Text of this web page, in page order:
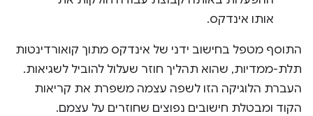
אותו אינדקס.
התוסף מטפל בחישוב ידני של אינדקס מתוך קואורדינטות
תלת-ממדיות, שהוא תהליך חוזר שעלול להוביל לשגיאות.
העברת הלוגיקה הזו לשפה עצמה משפרת את קריאות
הקוד ומבטלת חישובים נפוצים שחוזרים על עצמם.